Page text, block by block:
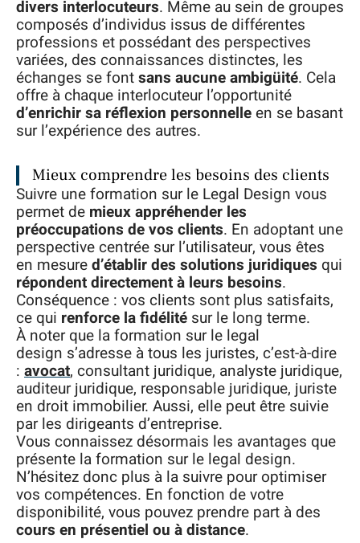
divers interlocuteurs. Même au sein de groupes
composés d’individus issus de différentes
professions et possédant des perspectives
variées, des connaissances distinctes, les
échanges se fontsans aucune ambigüité. Cela
offre à chaque interlocuteur l’opportunité
d’enrichir sa réflexion personnelleen se basant
sur l’expérience des autres.
Mieux comprendre les besoins des clients
Suivre une formation sur le Legal Design vous
permet de mieux appréhender les
préoccupations de vos clients. En adoptant une
perspective centrée sur l’utilisateur, vous êtes
en mesured’établir des solutions juridiques qui
répondent directement à leurs besoins.
Conséquence : vos clients sont plus satisfaits,
ce qui renforce la fidélité sur le long terme.
À noter que la formation sur le legal
design s’adresse à tous les juristes, c’est-à-dire
: avocat, consultant juridique, analyste juridique,
auditeur juridique, responsable juridique, juriste
en droit immobilier. Aussi, elle peut être suivie
par les dirigeants d’entreprise.
Vous connaissez désormais les avantages que
présente la formation sur le legal design.
N’hésitez donc plus à la suivre pour optimiser
vos compétences. En fonction de votre
disponibilité, vous pouvez prendre part à des
cours en présentiel ou à distance.